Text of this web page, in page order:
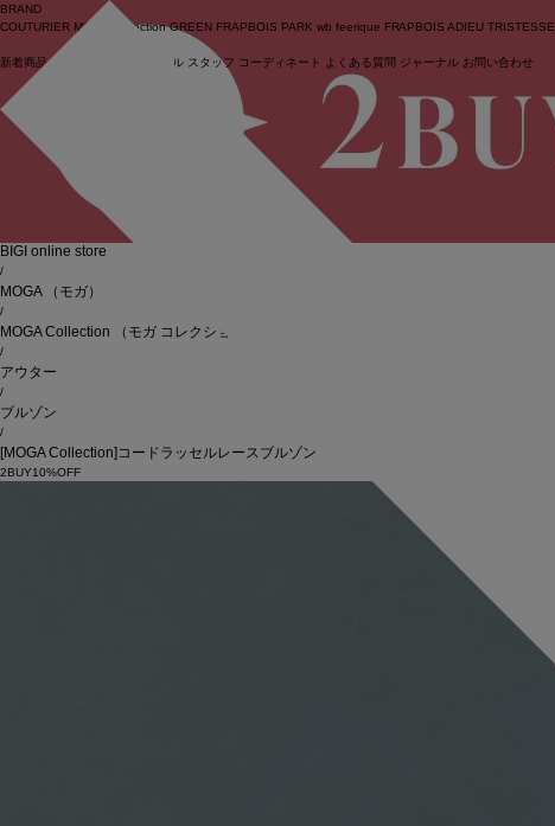
ログイン
BRAND
COUTURIER MOGA Collection GREEN FRAPBOIS PARK wb feerique FRAPBOIS ADIEU TRISTESSE
新着商品 (ライブ) セール スタッフ コーディネート よくある質問 ジャーナル お問い合わせ
BIGI online store
/
MOGA （モガ）
/
MOGA Collection （モガ コレクション）
/
アウター
/
ブルゾン
/
[MOGA Collection]コードラッセルレースブルゾン
2BUY10%OFF